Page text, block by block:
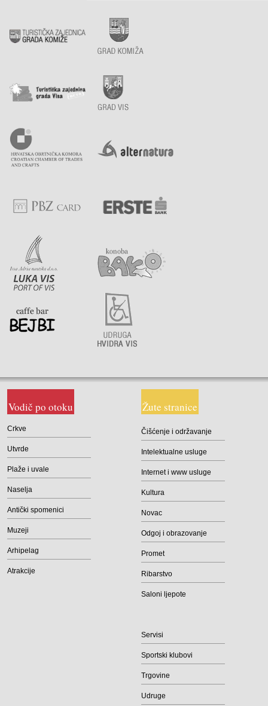
Vodič po otoku
Crkve
Utvrde
Plaže i uvale
Naselja
Antički spomenici
Muzeji
Arhipelag
Atrakcije
Žute stranice
Čišćenje i održavanje
Intelektualne usluge
Internet i www usluge
Kultura
Novac
Odgoj i obrazovanje
Promet
Ribarstvo
Saloni ljepote
Servisi
Sportski klubovi
Trgovine
Udruge